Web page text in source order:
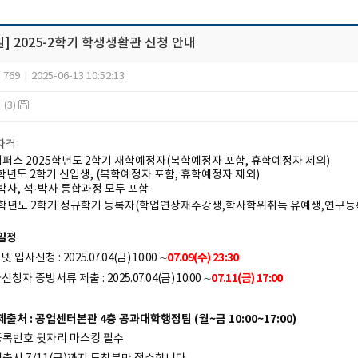
] 2025-2학기 학생생활관 신청 안내
769 2025-06-13 10:52:13
(3)
격
퍼스 2025학년도 2학기 재학예정자(복학예정자 포함, 휴학예정자 제외)
년도 2학기 신입생, (복학예정자 포함, 휴학예정자 제외)
사, 석·박사 통합과정 모두 포함
년도 2학기 정규학기 등록자(학업연장재수강생,학사학위취득 유예생,연구
정
입사신청 : 2025.07.04(금) 10:00 ∼07.09(수) 23:30
청자 증빙서류 제출 : 2025.07.04(금) 10:00 ∼07.11(금) 17:00
출처 : 공업센터본관 4층 공과대학행정팀 (월~금 10:00~17:00)
번호 뒷자리 마스킹 필수